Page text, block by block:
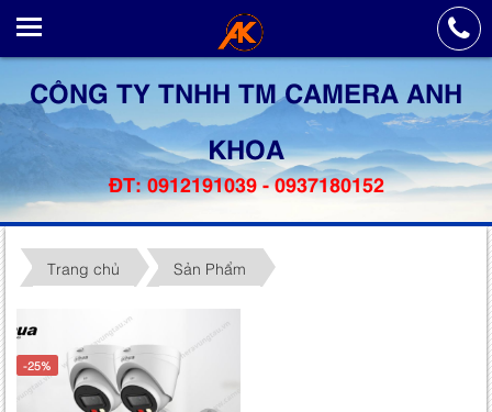
CÔNG TY TNHH TM CAMERA ANH
KHOA
ĐT: 0912191039 - 0937180152
Trang chủ Sản Phẩm
-25%